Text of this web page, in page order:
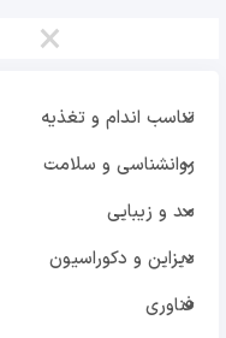
×
تناسب اندام و تغذیه
روانشناسی و سلامت
مد و زیبایی
دیزاین و دکوراسیون
فناوری
باز”/ فکر می کنم سیاه